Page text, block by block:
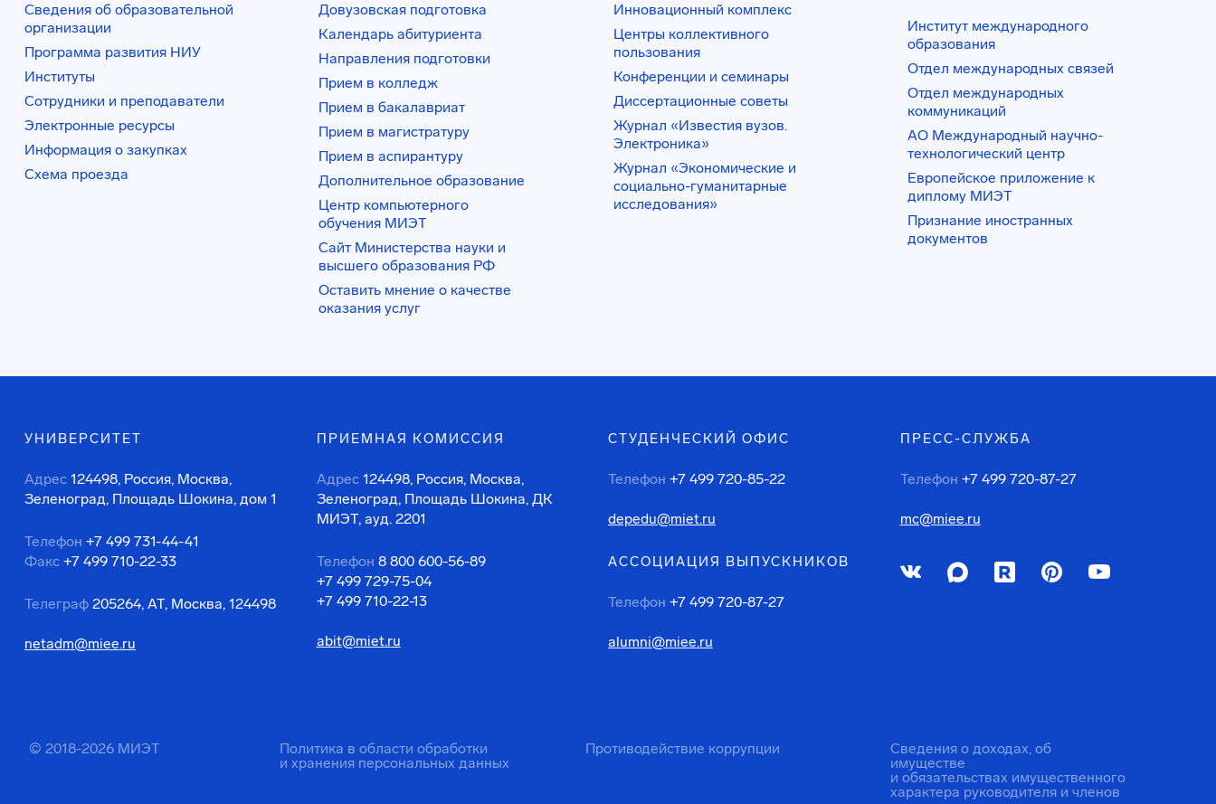
Сведения об образовательной
организации
Программа развития НИУ
Институты
Сотрудники и преподаватели
Электронные ресурсы
Информация о закупках
Схема проезда
Довузовская подготовка
Календарь абитуриента
Направления подготовки
Прием в колледж
Прием в бакалавриат
Прием в магистратуру
Прием в аспирантуру
Дополнительное образование
Центр компьютерного
обучения МИЭТ
Сайт Министерства науки и
высшего образования РФ
Оставить мнение о качестве
оказания услуг
Инновационный комплекс
Центры коллективного
пользования
Конференции и семинары
Диссертационные советы
Журнал «Известия вузов.
Электроника»
Журнал «Экономические и
социально-гуманитарные
исследования»
Институт международного
образования
Отдел международных связей
Отдел международных
коммуникаций
АО Международный научно-
технологический центр
Европейское приложение к
диплому МИЭТ
Признание иностранных
документов
УНИВЕРСИТЕТ
Адрес 124498, Россия, Москва,
Зеленоград, Площадь Шокина, дом 1
Телефон +7 499 731-44-41
Факс +7 499 710-22-33
Телеграф 205264, АТ, Москва, 124498
netadm@miee.ru
ПРИЕМНАЯ КОМИССИЯ
Адрес 124498, Россия, Москва,
Зеленоград, Площадь Шокина, ДК
МИЭТ, ауд. 2201
Телефон 8 800 600-56-89
+7 499 729-75-04
+7 499 710-22-13
abit@miet.ru
СТУДЕНЧЕСКИЙ ОФИС
Телефон +7 499 720-85-22
depedu@miet.ru
АССОЦИАЦИЯ ВЫПУСКНИКОВ
Телефон +7 499 720-87-27
alumni@miee.ru
ПРЕСС-СЛУЖБА
Телефон +7 499 720-87-27
mc@miee.ru
© 2018-2026 МИЭТ
Политика в области обработки
и хранения персональных данных
Противодействие коррупции
Сведения о доходах, об
имуществе
и обязательствах имущественного
характера руководителя и членов